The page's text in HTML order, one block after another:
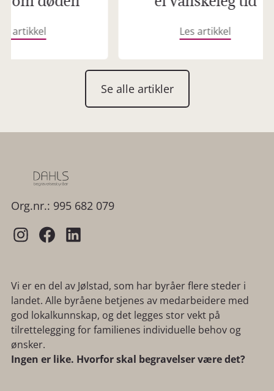
artikkel Les artikkel
Se alle artikler
Org.nr.: 995 682 079
Vi er en del av Jølstad, som har byråer flere steder i
landet. Alle byråene betjenes av medarbeidere med
god lokalkunnskap, og det legges stor vekt på
tilrettelegging for familienes individuelle behov og
ønsker.
Ingen er like. Hvorfor skal begravelser være det?